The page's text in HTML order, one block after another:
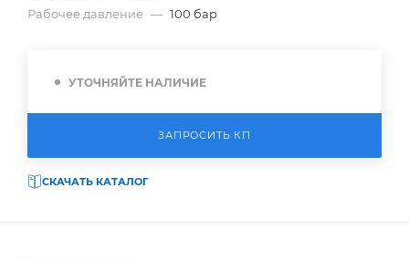
Рабочее давление — 100 бар
УТОЧНЯЙТЕ НАЛИЧИЕ
ЗАПРОСИТЬ КП
СКАЧАТЬ КАТАЛОГ